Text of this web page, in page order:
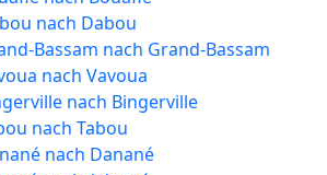
nach Dabou
Bassam nach Grand-Bassam
nach Vavoua
nach Bingerville
nach Tabou
nach Danané